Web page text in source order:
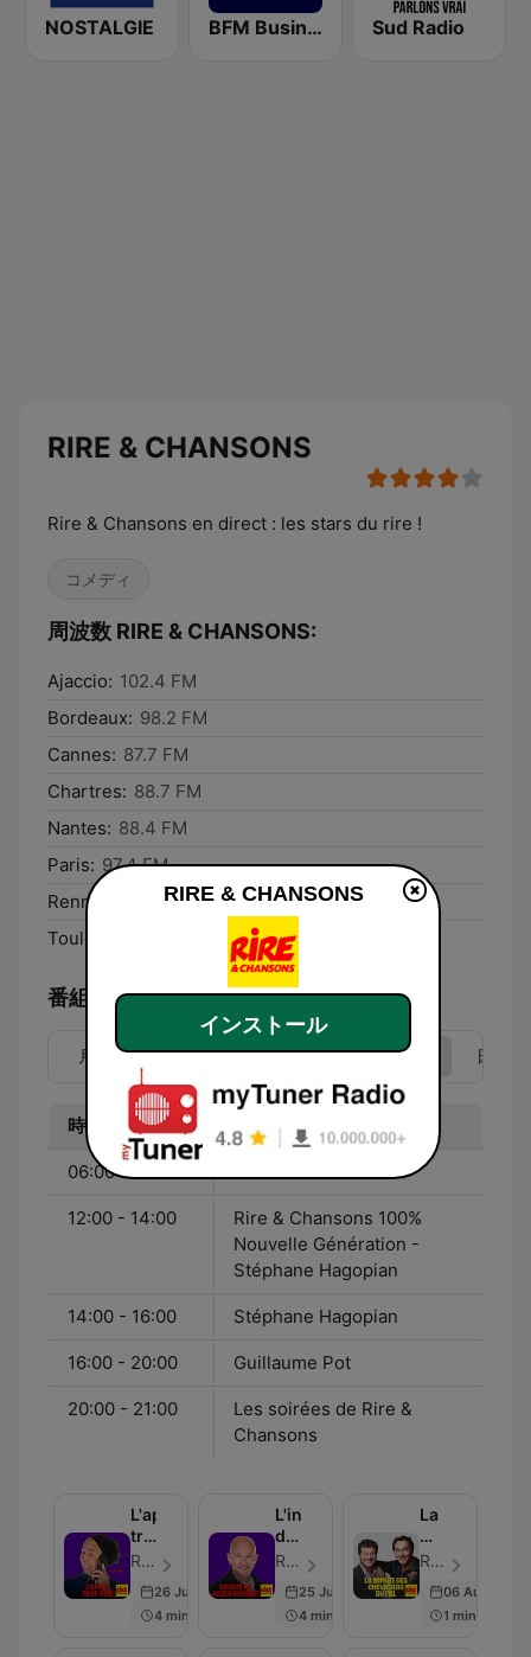
NOSTALGIE BFM Business 100.8 FM Sud Radio
RIRE & CHANSONS
Rire & Chansons en direct : les stars du rire !
コメディ
周波数 RIRE & CHANSONS:
Ajaccio: 102.4 FM
Bordeaux: 98.2 FM
Cannes: 87.7 FM
Chartres: 88.7 FM
Nantes: 88.4 FM
Paris: 97.4 FM
Rennes:
89.5 FM
Toulouse:
番組表
月 火 水 木 金 日
時間 番組
06:00 - 12:00 Jean-Paul Dahbar
12:00 - 14:00
Rire & Chansons 100%
Nouvelle Génération -
Stéphane Hagopian
14:00 - 16:00 Stéphane Hagopian
16:00 - 20:00 Guillaume Pot
20:00 - 21:00
Les soirées de Rire &
Chansons
L'appel
trop
con
Rire et Chansons France - エピソード 400
26 Jun 2026
4 min
L'invité
de
Julien
Schmidt
Rire et Chansons France - エピソード 382
25 Jun 2026
4 min
La
minute
des
Chevaliers
du
Fiel
Rire et Chansons France - エピソード 40
06 Aug 2025
1 min
RIRE & CHANSONS
インストール